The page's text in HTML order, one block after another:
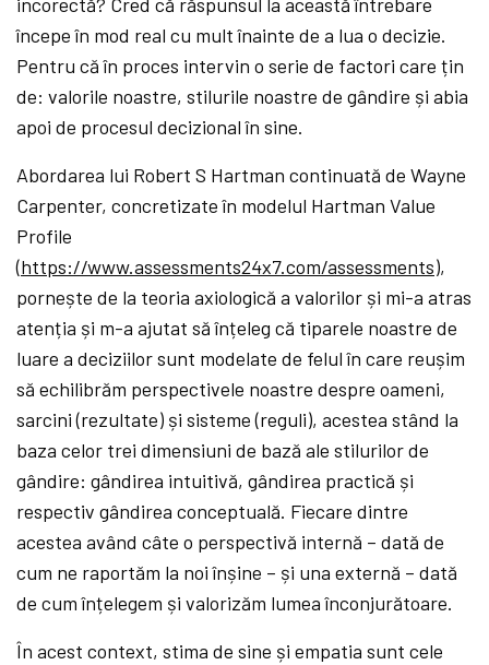
începe în mod real cu mult înainte de a lua o decizie.
Pentru că în proces intervin o serie de factori care țin
de: valorile noastre, stilurile noastre de gândire și abia
apoi de procesul decizional în sine.
Abordarea lui Robert S Hartman continuată de Wayne
Carpenter, concretizate în modelul Hartman Value
Profile
(https://www.assessments24x7.com/assessments),
pornește de la teoria axiologică a valorilor și mi-a atras
atenția și m-a ajutat să înțeleg că tiparele noastre de
luare a deciziilor sunt modelate de felul în care reușim
să echilibrăm perspectivele noastre despre oameni,
sarcini (rezultate) și sisteme (reguli), acestea stând la
baza celor trei dimensiuni de bază ale stilurilor de
gândire: gândirea intuitivă, gândirea practică și
respectiv gândirea conceptuală. Fiecare dintre
acestea având câte o perspectivă internă – dată de
cum ne raportăm la noi înșine – și una externă – dată
de cum înțelegem și valorizăm lumea înconjurătoare.
În acest context, stima de sine și empatia sunt cele